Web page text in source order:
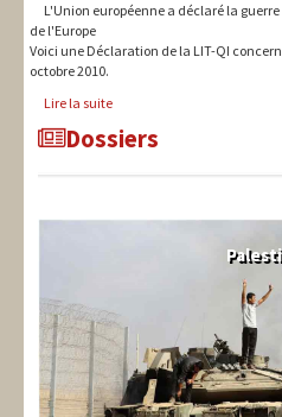
International
Syndical
L'Union européenne a déclaré la
de l'Europe
Voici une Déclaration de la LIT-QI
octobre 2010.
Lire la suite
Dossiers